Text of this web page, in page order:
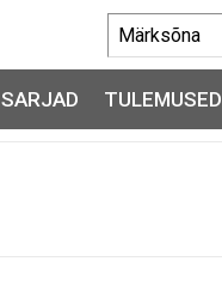
SARJAD TULEMUSED